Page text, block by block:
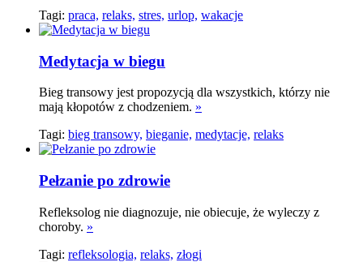
Tagi: praca, relaks, stres, urlop, wakacje
Medytacja w biegu
Bieg transowy jest propozycją dla wszystkich, którzy nie
mają kłopotów z chodzeniem. »
Tagi: bieg transowy, bieganie, medytacje, relaks
Pełzanie po zdrowie
Refleksolog nie diagnozuje, nie obiecuje, że wyleczy z
choroby. »
Tagi: refleksologia, relaks, złogi